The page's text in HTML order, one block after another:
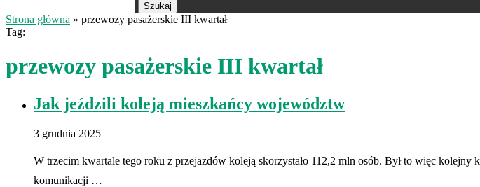
Szukaj
Strona główna » przewozy pasażerskie III kwartał
Tag:
przewozy pasażerskie III kwartał
Jak jeździli koleją mieszkańcy województw
3 grudnia 2025
W trzecim kwartale tego roku z przejazdów koleją skorzystało 112,2 mln osób. Był to więc kolejny
komunikacji …